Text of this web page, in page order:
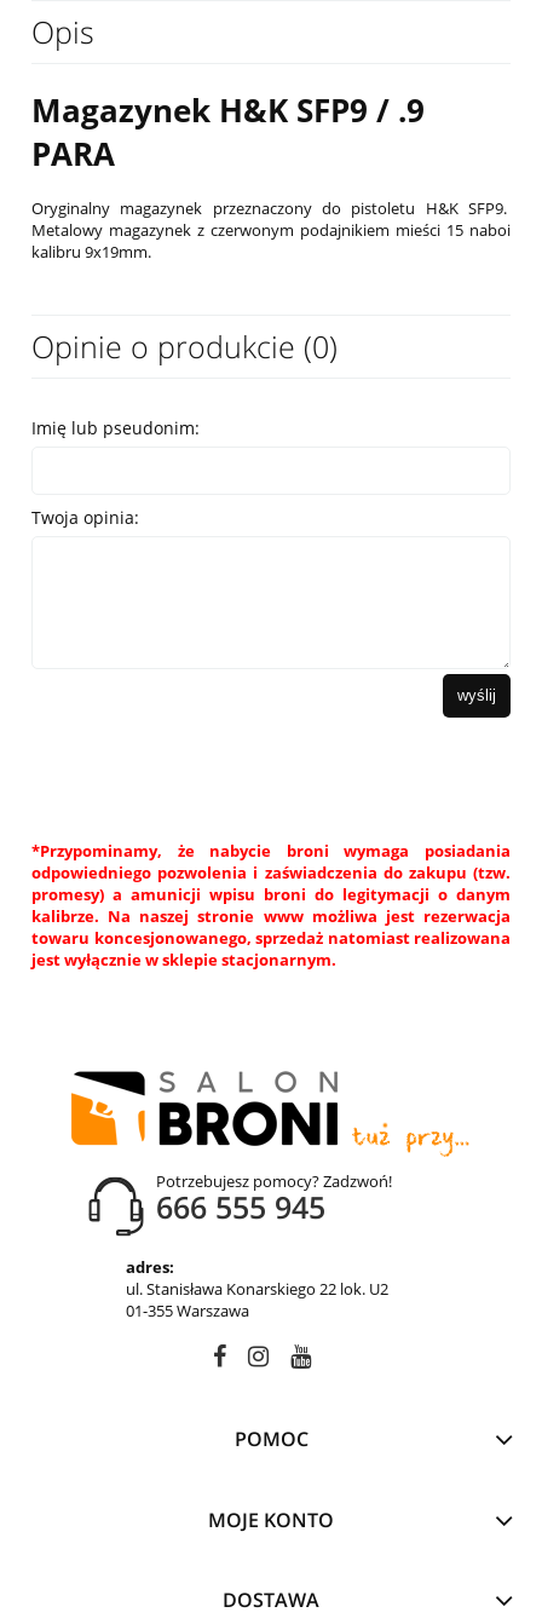
Opis
Magazynek H&K SFP9 / .9
PARA
Oryginalny magazynek przeznaczony do pistoletu H&K SFP9.
Metalowy magazynek z czerwonym podajnikiem mieści 15 naboi
kalibru 9x19mm.
Opinie o produkcie (0)
Imię lub pseudonim:
Twoja opinia:
wyślij
*Przypominamy, że nabycie broni wymaga posiadania
odpowiedniego pozwolenia i zaświadczenia do zakupu (tzw.
promesy) a amunicji wpisu broni do legitymacji o danym
kalibrze. Na naszej stronie www możliwa jest rezerwacja
towaru koncesjonowanego, sprzedaż natomiast realizowana
jest wyłącznie w sklepie stacjonarnym.
Potrzebujesz pomocy? Zadzwoń!
666 555 945
adres:
ul. Stanisława Konarskiego 22 lok. U2
01-355 Warszawa
POMOC
MOJE KONTO
DOSTAWA